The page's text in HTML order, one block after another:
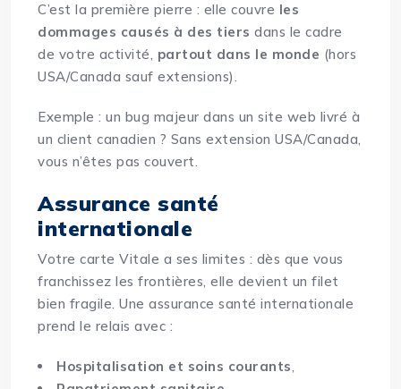
C’est la première pierre : elle couvre les
dommages causés à des tiers dans le cadre
de votre activité, partout dans le monde (hors
USA/Canada sauf extensions).
Exemple : un bug majeur dans un site web livré à
un client canadien ? Sans extension USA/Canada,
vous n’êtes pas couvert.
Assurance santé
internationale
Votre carte Vitale a ses limites : dès que vous
franchissez les frontières, elle devient un filet
bien fragile. Une assurance santé internationale
prend le relais avec :
Hospitalisation et soins courants,